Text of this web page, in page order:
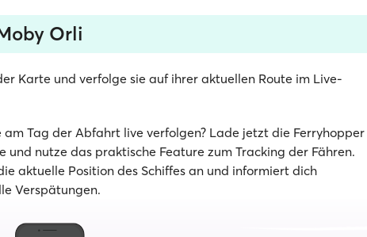
Orli
Karte und verfolge sie auf ihrer aktuellen Route im Live-
am Tag der Abfahrt live verfolgen? Lade jetzt die Ferryhopper
und nutze das praktische Feature zum Tracking der Fähren.
aktuelle Position des Schiffes an und informiert dich
Verspätungen.